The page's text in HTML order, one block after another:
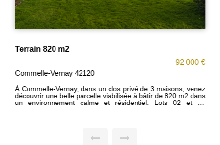
Terrain 820 m2
92 000 €
Commelle-Vernay 42120
À Commelle-Vernay, dans un clos privé de 3 maisons, venez
découvrir une belle parcelle viabilisée à bâtir de 820 m2 dans
un environnement calme et résidentiel. Lots 02 et 03